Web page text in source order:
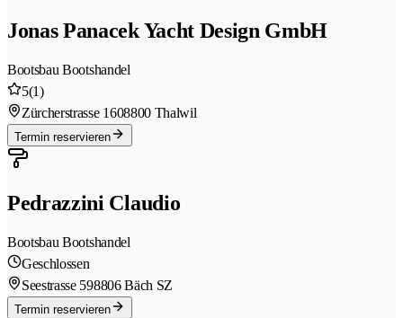
Jonas Panacek Yacht Design GmbH
Bootsbau Bootshandel
5(1)
Zürcherstrasse 1608800 Thalwil
Termin reservieren
Pedrazzini Claudio
Bootsbau Bootshandel
Geschlossen
Seestrasse 598806 Bäch SZ
Termin reservieren